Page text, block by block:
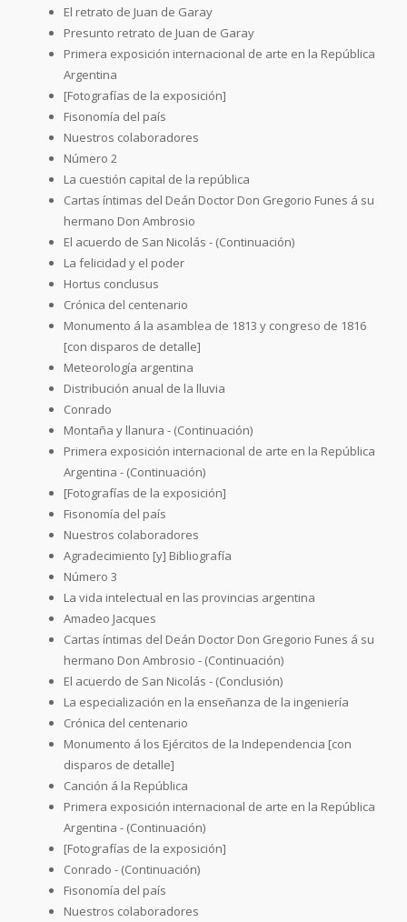
El retrato de Juan de Garay
Presunto retrato de Juan de Garay
Primera exposición internacional de arte en la República
Argentina
[Fotografías de la exposición]
Fisonomía del país
Nuestros colaboradores
Número 2
La cuestión capital de la república
Cartas íntimas del Deán Doctor Don Gregorio Funes á su
hermano Don Ambrosio
El acuerdo de San Nicolás - (Continuación)
La felicidad y el poder
Hortus conclusus
Crónica del centenario
Monumento á la asamblea de 1813 y congreso de 1816
[con disparos de detalle]
Meteorología argentina
Distribución anual de la lluvia
Conrado
Montaña y llanura - (Continuación)
Primera exposición internacional de arte en la República
Argentina - (Continuación)
[Fotografías de la exposición]
Fisonomía del país
Nuestros colaboradores
Agradecimiento [y] Bibliografía
Número 3
La vida intelectual en las provincias argentina
Amadeo Jacques
Cartas íntimas del Deán Doctor Don Gregorio Funes á su
hermano Don Ambrosio - (Continuación)
El acuerdo de San Nicolás - (Conclusión)
La especialización en la enseñanza de la ingeniería
Crónica del centenario
Monumento á los Ejércitos de la Independencia [con
disparos de detalle]
Canción á la República
Primera exposición internacional de arte en la República
Argentina - (Continuación)
[Fotografías de la exposición]
Conrado - (Continuación)
Fisonomía del país
Nuestros colaboradores